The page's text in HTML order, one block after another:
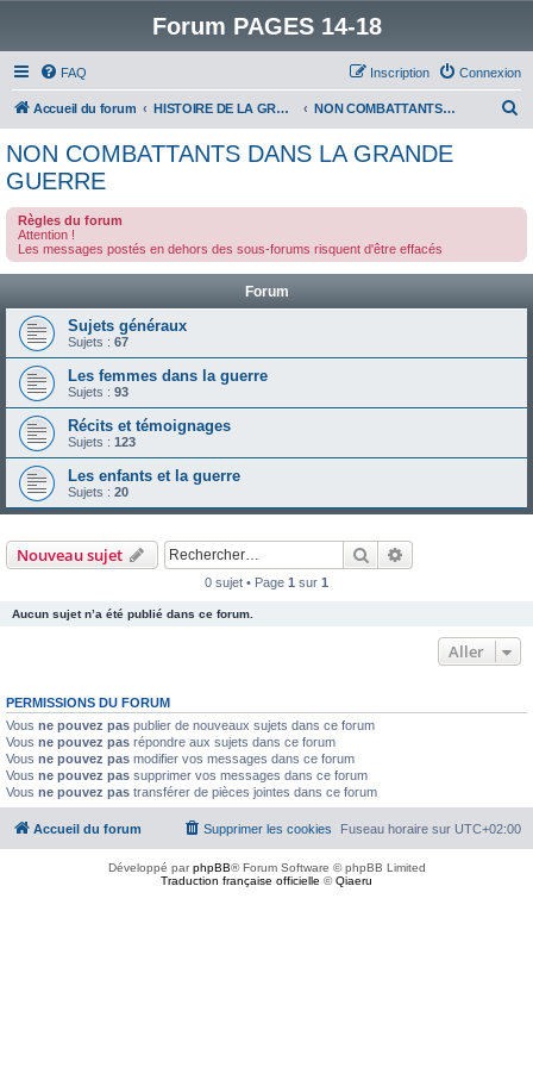
Forum PAGES 14-18
FAQ Connexion
Inscription
Accueil du forum HISTOIRE DE LA GRANDE GUERRE NON COMBATTANTS DANS LA GRANDE GUERRE
c
h
NON COMBATTANTS DANS LA GRANDE
GUERRE
Règles du forum
Attention !
Les messages postés en dehors des sous-forums risquent d'être effacés
Forum
Sujets généraux
Sujets : 67
Les femmes dans la guerre
Sujets : 93
Récits et témoignages
Sujets : 123
Les enfants et la guerre
Sujets : 20
Nouveau sujet Rechercher
0 sujet • Page 1 sur 1
Aucun sujet n’a été publié dans ce forum.
Aller
PERMISSIONS DU FORUM
Vous ne pouvez pas publier de nouveaux sujets dans ce forum
Vous ne pouvez pas répondre aux sujets dans ce forum
Vous ne pouvez pas modifier vos messages dans ce forum
Vous ne pouvez pas supprimer vos messages dans ce forum
Vous ne pouvez pas transférer de pièces jointes dans ce forum
Accueil du forum Fuseau horaire sur UTC+02:00
Supprimer les cookies
Développé parphpBB® Forum Software © phpBB Limited
Traduction française officielle ©Qiaeru